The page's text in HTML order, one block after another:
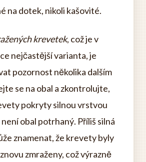
na dotek, nikoli kašovité.
krevetek, což je v
nejčastější varianta, je
pozornost několika dalším
se na obal a zkontrolujte,
pokryty silnou vrstvou
obal potrhaný. Příliš silná
znamenat, že krevety byly
zmraženy, což výrazně